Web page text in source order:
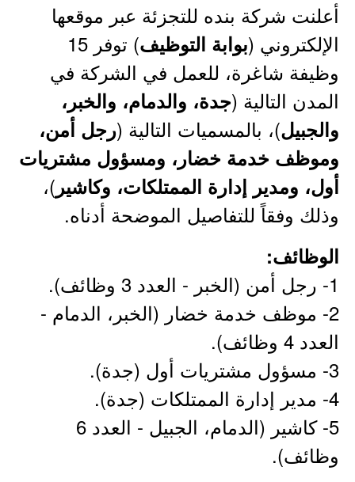
أعلنت شركة بنده للتجزئة عبر موقعها
الإلكتروني (بوابة التوظيف
) توفر 15
وظيفة شاغرة، للعمل في الشركة في
المدن التالية (جدة، والدمام، والخبر،
والجبيل)، بالمسميات التالية (رجل أمن،
وموظف خدمة خضار، ومسؤول مشتريات
أول، ومدير إدارة الممتلكات، وكاشير )،
وذلك وفقاً للتفاصيل الموضحة أدناه.
الوظائف:
1- رجل أمن (الخبر - العدد 3 وظائف).
2- موظف خدمة خضار (الخبر، الدمام -
العدد 4 وظائف).
3- مسؤول مشتريات أول (جدة).
4- مدير إدارة الممتلكات (جدة).
5- كاشير (الدمام، الجبيل - العدد 6
وظائف).